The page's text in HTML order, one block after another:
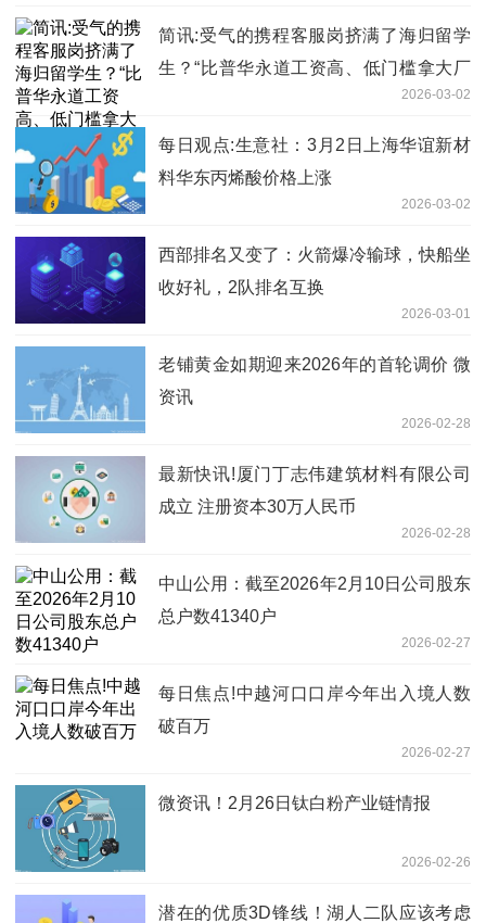
简讯:受气的携程客服岗挤满了海归留学
生？“比普华永道工资高、低门槛拿大厂
2026-03-02
每日观点:生意社：3月2日上海华谊新材
料华东丙烯酸价格上涨
2026-03-02
西部排名又变了：火箭爆冷输球，快船坐
收好礼，2队排名互换
2026-03-01
老铺黄金如期迎来2026年的首轮调价 微
资讯
2026-02-28
最新快讯!厦门丁志伟建筑材料有限公司
成立 注册资本30万人民币
2026-02-28
中山公用：截至2026年2月10日公司股东
总户数41340户
2026-02-27
每日焦点!中越河口口岸今年出入境人数
破百万
2026-02-27
微资讯！2月26日钛白粉产业链情报
2026-02-26
潜在的优质3D锋线！湖人二队应该考虑